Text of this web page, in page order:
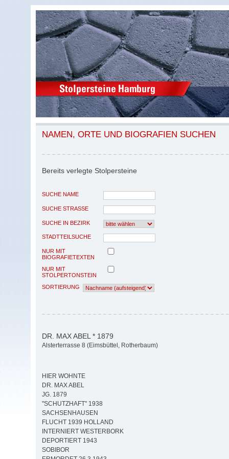
NAMEN, ORTE UND BIOGRAFIEN SUCHEN
Bereits verlegte Stolpersteine
SUCHE NAME
SUCHE STRASSE
SUCHE IN BEZIRK
STADTTEILSUCHE
NUR MIT
BIOGRAFIETEXTEN
NUR MIT
STOLPERTONSTEIN
SORTIERUNG
DR. MAX ABEL * 1879
Alsterterrasse 8 (Eimsbüttel, Rotherbaum)
HIER WOHNTE
DR. MAX ABEL
JG. 1879
"SCHUTZHAFT" 1938
SACHSENHAUSEN
FLUCHT 1939 HOLLAND
INTERNIERT WESTERBORK
DEPORTIERT 1943
SOBIBOR